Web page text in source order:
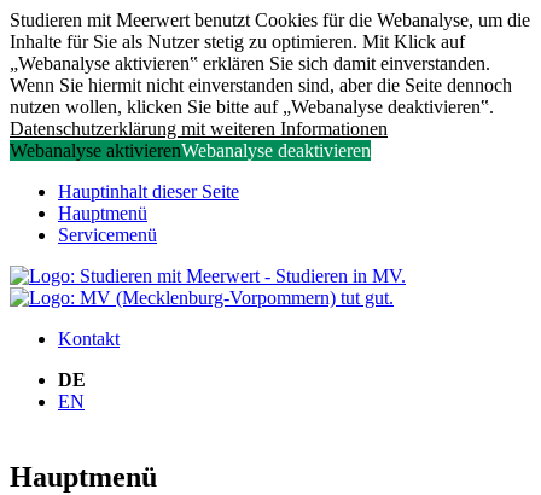
Studieren mit Meerwert benutzt Cookies für die Webanalyse, um die
Inhalte für Sie als Nutzer stetig zu optimieren. Mit Klick auf
„Webanalyse aktivieren‟ erklären Sie sich damit einverstanden.
Wenn Sie hiermit nicht einverstanden sind, aber die Seite dennoch
nutzen wollen, klicken Sie bitte auf „Webanalyse deaktivieren‟.
Datenschutzerklärung mit weiteren Informationen
Webanalyse aktivierenWebanalyse deaktivieren
Hauptinhalt dieser Seite
Hauptmenü
Servicemenü
Kontakt
DE
EN
Hauptmenü